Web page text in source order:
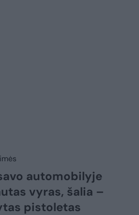
automobilyje
vyras, šalia –
pistoletas